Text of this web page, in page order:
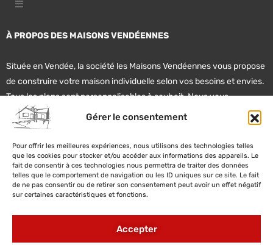
Gérer le consentement
Pour offrir les meilleures expériences, nous utilisons des technologies telles
que les cookies pour stocker et/ou accéder aux informations des appareils. Le
fait de consentir à ces technologies nous permettra de traiter des données
telles que le comportement de navigation ou les ID uniques sur ce site. Le fait
de ne pas consentir ou de retirer son consentement peut avoir un effet négatif
sur certaines caractéristiques et fonctions.
Accepter
À PROPOS DES MAISONS VENDÉENNES
Située en Vendée, la société les Maisons Vendéennes vous propose
de construire votre maison individuelle selon vos besoins et envies.
Tous les plans sont personnalisables à souhait. Nous vous
accompagnent également dans vos recherches de terrain et de
financement.
02 51 22 20 62
contact@lesmaisonsvendeennes.fr
2 impasse Gâte Bourse, 85340 Olonne sur Mer